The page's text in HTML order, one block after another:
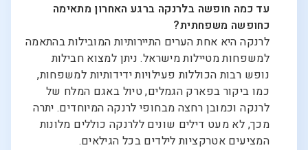
עד כמה חופשה בלרנקה ברגע האחרון מתאימה
כחופשה משפחתית?
לרנקה היא אחת הערים התיירותיות המובילות בהתאמה
למשפחות מטיילות מישראל. ניתן למצוא חבילות
נופש רבות הכוללות פעילויות ידידותיות למשפחות,
כמו ביקור בפארק הגמלים, טיול באגם המלח של
לרנקה וכמובן רחצה מבחופי לרנקה המיוחדים. יתרה
מכך, לא מעט דילים שונים ללרנקה כוללים מלונות
המציעים אטרקציות לילדים בכל הגילאים.